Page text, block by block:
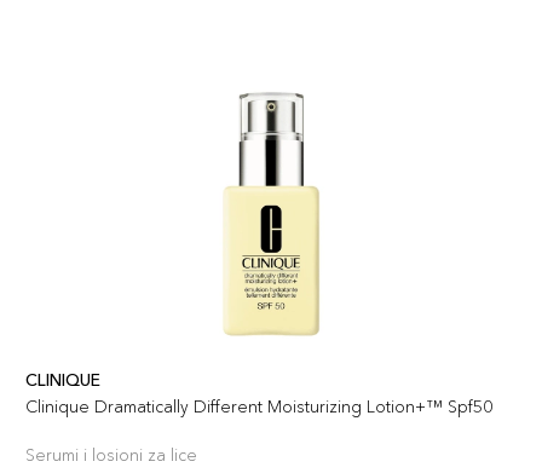
CLINIQUE
Clinique Dramatically Different Moisturizing Lotion+™ Spf50
Serumi i losioni za lice